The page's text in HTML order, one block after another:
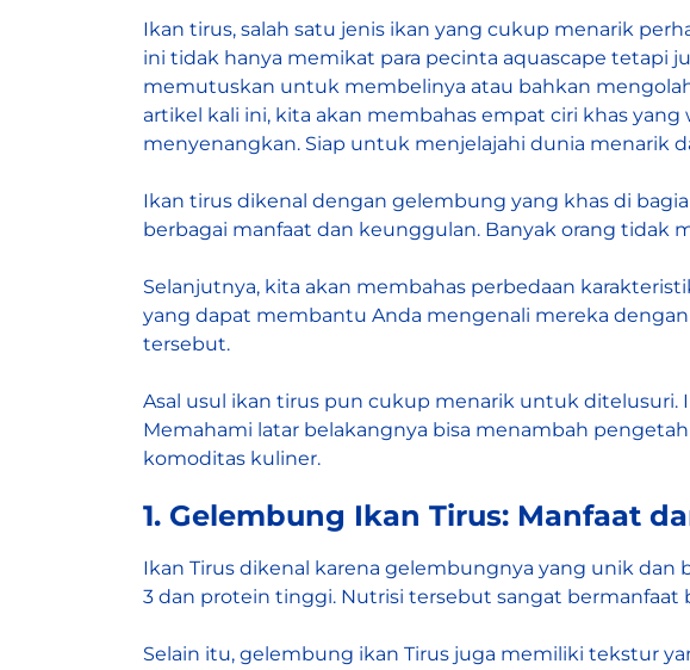
Ikan tirus, salah satu jenis ikan yang cukup menarik
ini tidak hanya memikat para pecinta aquascape tetapi
memutuskan untuk membelinya atau bahkan
artikel kali ini, kita akan membahas empat ciri khas
menyenangkan. Siap untuk menjelajahi dunia menarik
Ikan tirus dikenal dengan gelembung yang khas di
berbagai manfaat dan keunggulan. Banyak orang
Selanjutnya, kita akan membahas perbedaan
yang dapat membantu Anda mengenali mereka
tersebut.
Asal usul ikan tirus pun cukup menarik untuk ditelusuri.
Memahami latar belakangnya bisa menambah
komoditas kuliner.
1. Gelembung Ikan Tirus: Manfaat
Ikan Tirus dikenal karena gelembungnya yang unik
3 dan protein tinggi. Nutrisi tersebut sangat bermanfaat
Selain itu, gelembung ikan Tirus juga memiliki tekstur